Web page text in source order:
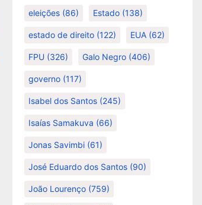
eleições (86) Estado (138)
estado de direito (122) EUA (62)
FPU (326) Galo Negro (406)
governo (117)
Isabel dos Santos (245)
Isaías Samakuva (66)
Jonas Savimbi (61)
José Eduardo dos Santos (90)
João Lourenço (759)